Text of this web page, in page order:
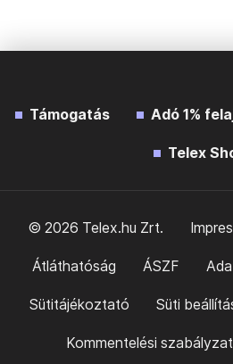
Támogatás Adó 1%
Telex
© 2026 Telex.hu Zrt.
Átláthatóság ÁSZF
Sütitájékoztató Süti
Kommentelési szabályzat